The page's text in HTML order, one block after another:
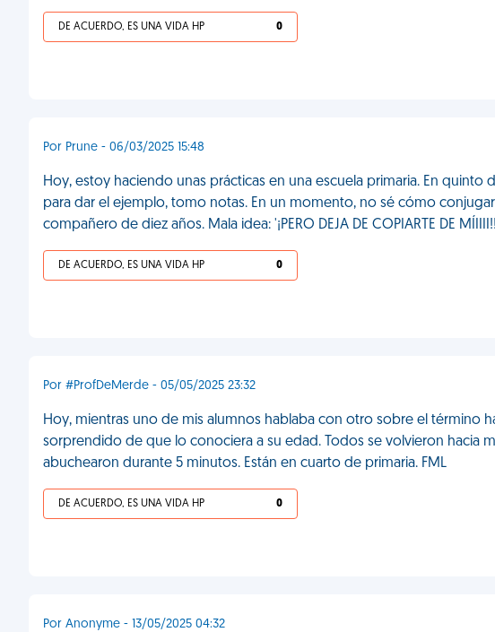
DE ACUERDO, ES UNA VIDA HP 0
Por Prune - 06/03/2025 15:48
Hoy, estoy haciendo unas prácticas en una escuela primaria. En quinto
para dar el ejemplo, tomo notas. En un momento, no sé cómo
compañero de diez años. Mala idea: '¡PERO DEJA DE COPIARTE DE
DE ACUERDO, ES UNA VIDA HP 0
Por #ProfDeMerde - 05/05/2025 23:32
Hoy, mientras uno de mis alumnos hablaba con otro sobre el término
sorprendido de que lo conociera a su edad. Todos se volvieron hacia
abuchearon durante 5 minutos. Están en cuarto de primaria. FML
DE ACUERDO, ES UNA VIDA HP 0
Por Anonyme - 13/05/2025 04:32